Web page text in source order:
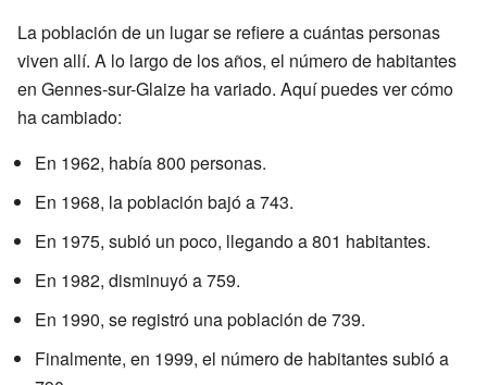
La población de un lugar se refiere a cuántas personas
viven allí. A lo largo de los años, el número de habitantes
en Gennes-sur-Glaize ha variado. Aquí puedes ver cómo
ha cambiado:
En 1962, había 800 personas.
En 1968, la población bajó a 743.
En 1975, subió un poco, llegando a 801 habitantes.
En 1982, disminuyó a 759.
En 1990, se registró una población de 739.
Finalmente, en 1999, el número de habitantes subió a